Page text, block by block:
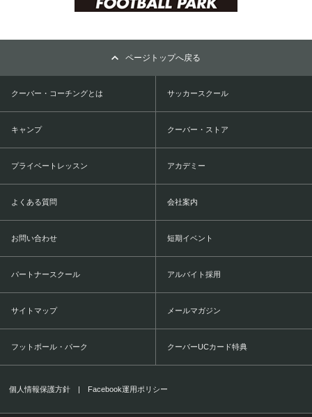
ページトップへ戻る
クーバー・コーチングとは サッカースクール
キャンプ クーバー・ストア
プライベートレッスン アカデミー
よくある質問 会社案内
お問い合わせ 短期イベント
パートナースクール アルバイト採用
サイトマップ メールマガジン
フットボール・パーク クーバーUCカード特典
個人情報保護方針 | Facebook運用ポリシー